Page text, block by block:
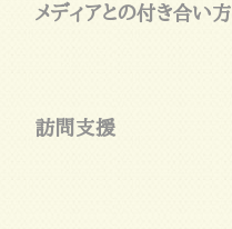
メディアとの付き合い方
訪問支援